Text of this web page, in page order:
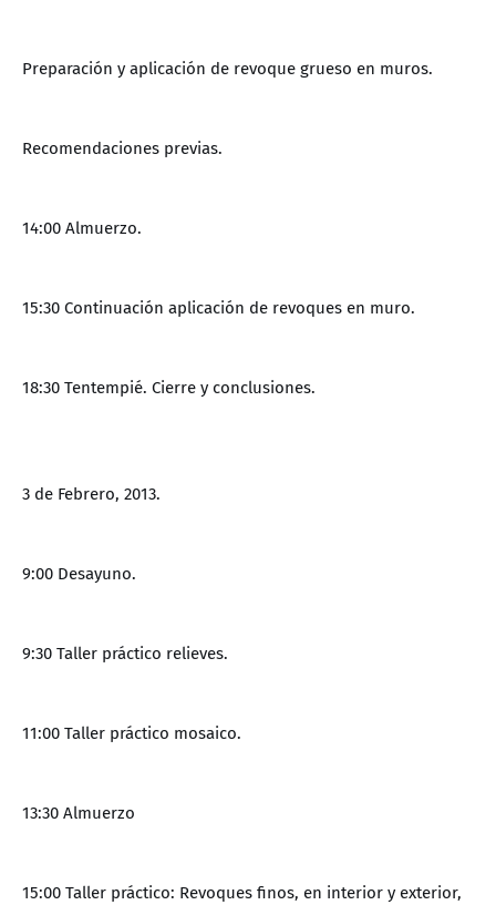
Preparación y aplicación de revoque grueso en muros.
Recomendaciones previas.
14:00 Almuerzo.
15:30 Continuación aplicación de revoques en muro.
18:30 Tentempié. Cierre y conclusiones.
3 de Febrero, 2013.
9:00 Desayuno.
9:30 Taller práctico relieves.
11:00 Taller práctico mosaico.
13:30 Almuerzo
15:00 Taller práctico: Revoques finos, en interior y exterior,